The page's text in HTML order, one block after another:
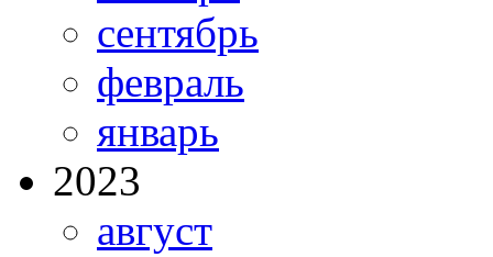
сентябрь
февраль
январь
2023
август